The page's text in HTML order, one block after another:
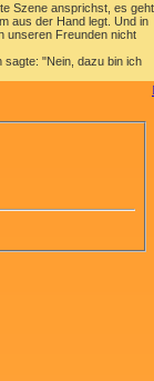
Szene ansprichst, es geht
aus der Hand legt. Und in
unseren Freunden nicht
sagte: "Nein, dazu bin ich